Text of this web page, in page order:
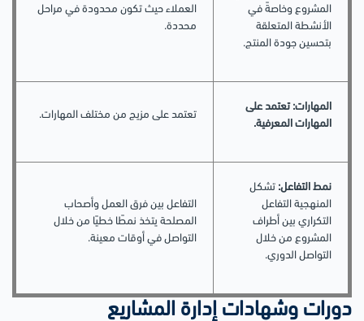
المشروع وخاصةً في
الأنشطة المتعلقة
بتحسين جودة المنتج.
العملاء حيث تكون محدودة في مراحل
محددة.
المهارات: تعتمد على
المهارات المعرفية.
تعتمد على مزيج من مختلف المهارات.
نمط التفاعل: تشكل
المنهجية التفاعل
التكراري بين أطراف
المشروع من خلال
التواصل الدوري.
التفاعل بين فرق العمل وأصحاب
المصلحة يتخذ نمطًا خطيًا من خلال
التواصل في أوقات معينة.
دورات وشهادات إدارة المشاريع